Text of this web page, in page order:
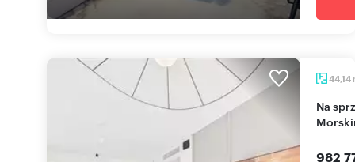
44,14
Na sprzedaż apartament 44 m² w Ustroniu
982